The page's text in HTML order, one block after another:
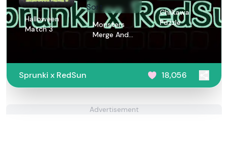
Halloween
Match 3
Monsters
Merge And
Chiikawa
Puzzle
Sprunki x RedSun 18,056
Advertisement